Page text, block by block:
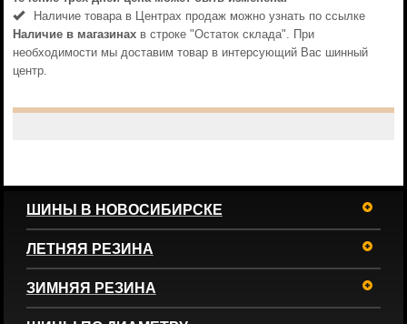
Наличие товара в Центрах продаж можно узнать по ссылке
Наличие в магазинахв строке "Остаток склада". При
необходимости мы доставим товар в интерсующий Вас шинный
центр.
ШИНЫ В НОВОСИБИРСКЕ
ЛЕТНЯЯ РЕЗИНА
ЗИМНЯЯ РЕЗИНА